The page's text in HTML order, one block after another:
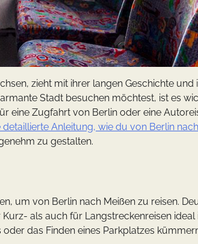
zieht mit ihrer langen Geschichte und
Stadt besuchen möchtest, ist es
eine Zugfahrt von Berlin oder eine
detaillierte Anleitung, wie du von Berlin
zu gestalten.
um von Berlin nach Meißen zu reisen.
als auch für Langstreckenreisen ideal
das Finden eines Parkplatzes